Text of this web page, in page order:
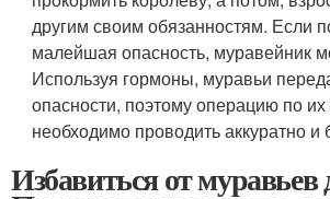
другим своим обязанностям. Если
малейшая опасность, муравейник
Используя гормоны, муравьи
опасности, поэтому операцию по
необходимо проводить аккуратно и
Избавиться от муравьев